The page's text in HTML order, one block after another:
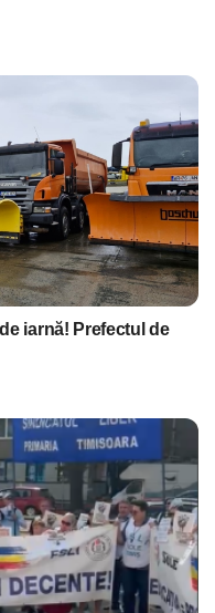
iarnă! Prefectul de